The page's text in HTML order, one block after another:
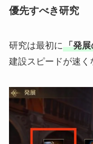
優先すべき研究
研究は最初に「発
建設スピードが速く